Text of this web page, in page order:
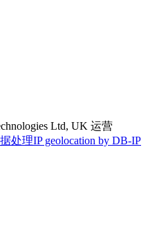
Ltd, UK 运营
处理IP geolocation by DB-IP